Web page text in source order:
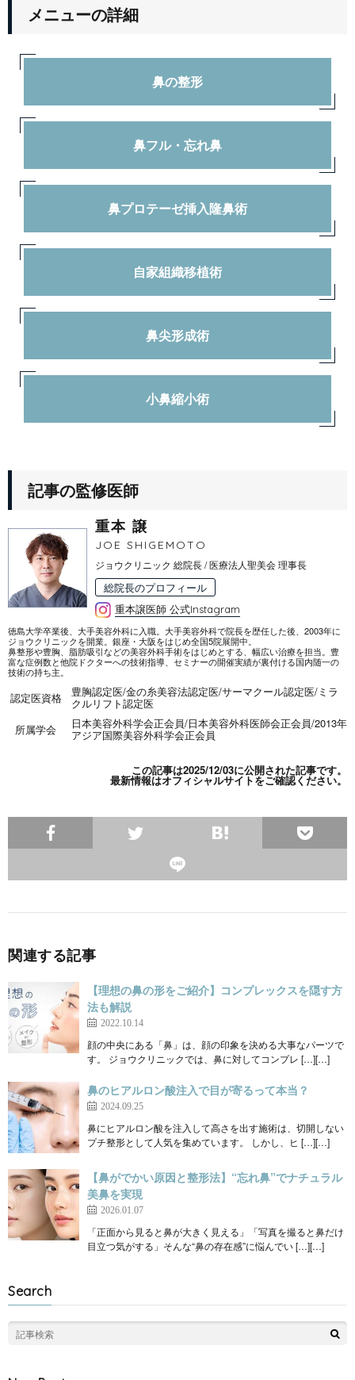
メニューの詳細
鼻の整形
鼻フル・忘れ鼻
鼻プロテーゼ挿入隆鼻術
自家組織移植術
鼻尖形成術
小鼻縮小術
記事の監修医師
重本 譲
JOE SHIGEMOTO
ジョウクリニック 総院長 / 医療法人聖美会 理事長
総院長のプロフィール
重本譲医師 公式Instagram
徳島大学卒業後、大手美容外科に入職。大手美容外科で院長を歴任した後、2003年に
ジョウクリニックを開業。銀座・大阪をはじめ全国5院展開中。
鼻整形や豊胸、脂肪吸引などの美容外科手術をはじめとする、幅広い治療を担当。豊
富な症例数と他院ドクターへの技術指導、セミナーの開催実績が裏付ける国内随一の
技術の持ち主。
認定医資格 豊胸認定医/金の糸美容法認定医/サーマクール認定医/ミラ
クルリフト認定医
所属学会
日本美容外科学会正会員/日本美容外科医師会正会員/2013年
アジア国際美容外科学会正会員
この記事は2025/12/03に公開された記事です。
最新情報はオフィシャルサイトをご確認ください。
関連する記事
【理想の鼻の形をご紹介】コンプレックスを隠す方
法も解説
2022.10.14
顔の中央にある「鼻」は、顔の印象を決める大事なパーツで
す。 ジョウクリニックでは、鼻に対してコンプレ […][…]
鼻のヒアルロン酸注入で目が寄るって本当？
2024.09.25
鼻にヒアルロン酸を注入して高さを出す施術は、切開しない
プチ整形として人気を集めています。 しかし、ヒ […][…]
【鼻がでかい原因と整形法】“忘れ鼻”でナチュラル
美鼻を実現
2026.01.07
「正面から見ると鼻が大きく見える」「写真を撮ると鼻だけ
目立つ気がする」そんな“鼻の存在感”に悩んでい […][…]
Search